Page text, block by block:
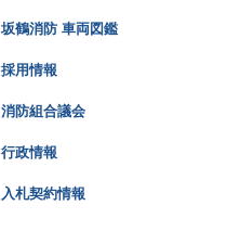
坂鶴消防 車両図鑑
採用情報
消防組合議会
行政情報
入札契約情報